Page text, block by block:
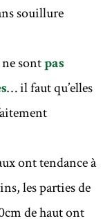
souillure
sontpas
… il faut qu’elles
ont tendance à
les parties de
de haut ont